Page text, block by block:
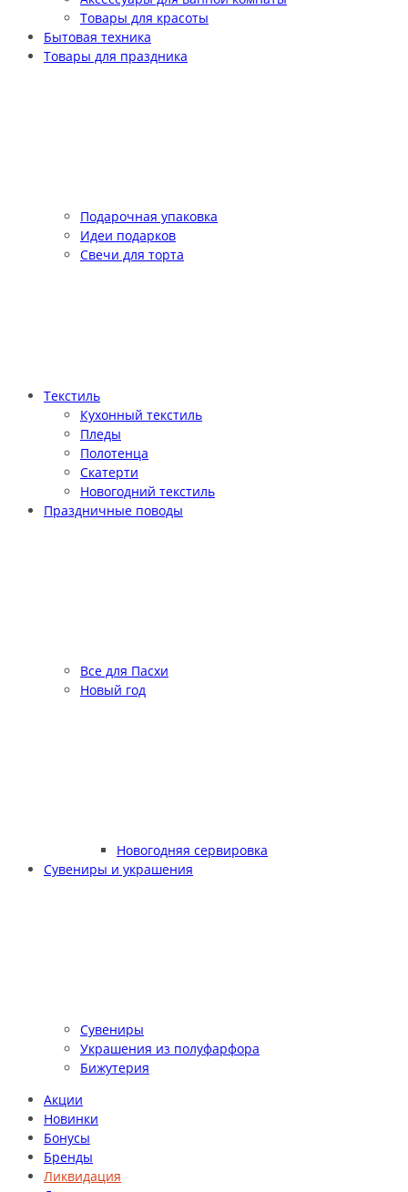
Товары для красоты
Бытовая техника
Товары для праздника
Подарочная упаковка
Идеи подарков
Свечи для торта
Текстиль
Кухонный текстиль
Пледы
Полотенца
Скатерти
Новогодний текстиль
Праздничные поводы
Все для Пасхи
Новый год
Новогодняя сервировка
Сувениры и украшения
Сувениры
Украшения из полуфарфора
Бижутерия
Акции
Новинки
Бонусы
Бренды
Ликвидация